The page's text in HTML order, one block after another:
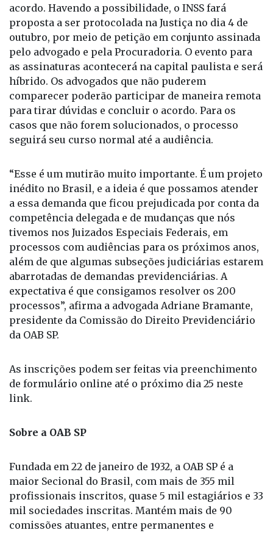
acordo. Havendo a possibilidade, o INSS fará
proposta a ser protocolada na Justiça no dia 4 de
outubro, por meio de petição em conjunto assinada
pelo advogado e pela Procuradoria. O evento para
as assinaturas acontecerá na capital paulista e será
híbrido. Os advogados que não puderem
comparecer poderão participar de maneira remota
para tirar dúvidas e concluir o acordo. Para os
casos que não forem solucionados, o processo
seguirá seu curso normal até a audiência.
“Esse é um mutirão muito importante. É um projeto
inédito no Brasil, e a ideia é que possamos atender
a essa demanda que ficou prejudicada por conta da
competência delegada e de mudanças que nós
tivemos nos Juizados Especiais Federais, em
processos com audiências para os próximos anos,
além de que algumas subseções judiciárias estarem
abarrotadas de demandas previdenciárias. A
expectativa é que consigamos resolver os 200
processos”, afirma a advogada Adriane Bramante,
presidente da Comissão do Direito Previdenciário
da OAB SP.
As inscrições podem ser feitas via preenchimento
de formulário online até o próximo dia 25 neste
link.
Sobre a OAB SP
Fundada em 22 de janeiro de 1932, a OAB SP é a
maior Secional do Brasil, com mais de 355 mil
profissionais inscritos, quase 5 mil estagiários e 33
mil sociedades inscritas. Mantém mais de 90
comissões atuantes, entre permanentes e